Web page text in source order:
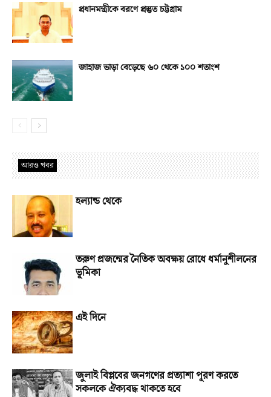
প্রধানমন্ত্রীকে বরণে প্রস্তুত চট্টগ্রাম
জাহাজ ভাড়া বেড়েছে ৬০ থেকে ১০০ শতাংশ
আরও খবর
হল্যান্ড থেকে
তরুণ প্রজন্মের নৈতিক অবক্ষয় রোধে ধর্মানুশীলনের
ভূমিকা
এই দিনে
জুলাই বিপ্লবের জনগণের প্রত্যাশা পূরণ করতে
সকলকে ঐক্যবদ্ধ থাকতে হবে